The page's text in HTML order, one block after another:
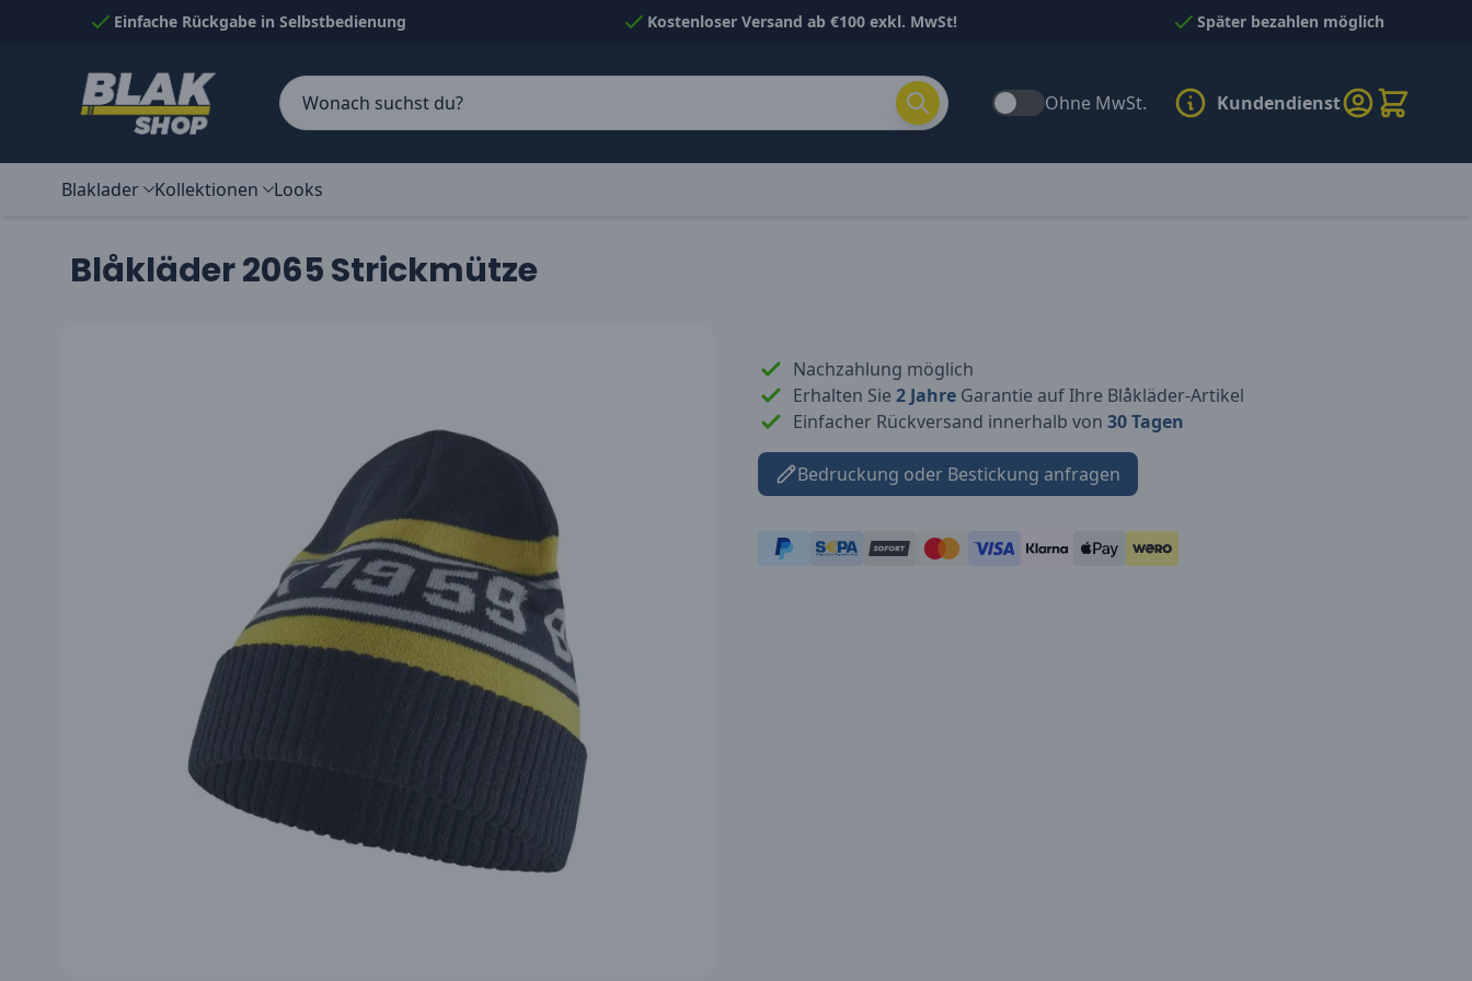
Skip to ContentEinfache Rückgabe in Selbstbedienung Kostenloser Versand ab €100 exkl. MwSt! Später bezahlen möglich
Ohne MwSt. Kundendienst
Blaklader Kollektionen Looks
Blåkläder 2065 Strickmütze
Nachzahlung möglich
Erhalten Sie 2 Jahre Garantie auf Ihre Blåkläder-Artikel
Einfacher Rückversand innerhalb von 30 Tagen
Bedruckung oder Bestickung anfragen